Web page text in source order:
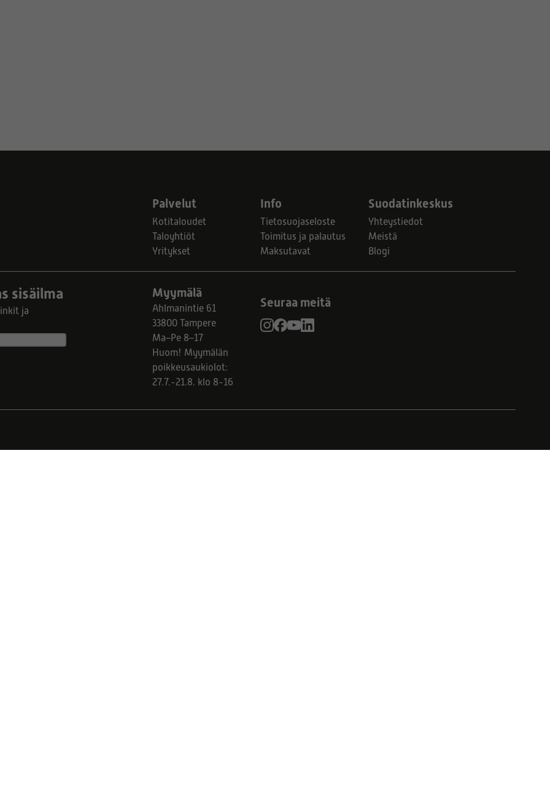
Palvelut
Kotitaloudet
Taloyhtiöt
Yritykset
Info
Tietosuojaseloste
Toimitus ja palautus
Maksutavat
Suodatinkeskus
Yhteystiedot
Meistä
Blogi
sisäilma
ja
Myymälä
Ahlmanintie 61
33800 Tampere
Ma–Pe 8–17
Huom! Myymälän
poikkeusaukiolot:
27.7.-21.8. klo 8-16
Seuraa meitä